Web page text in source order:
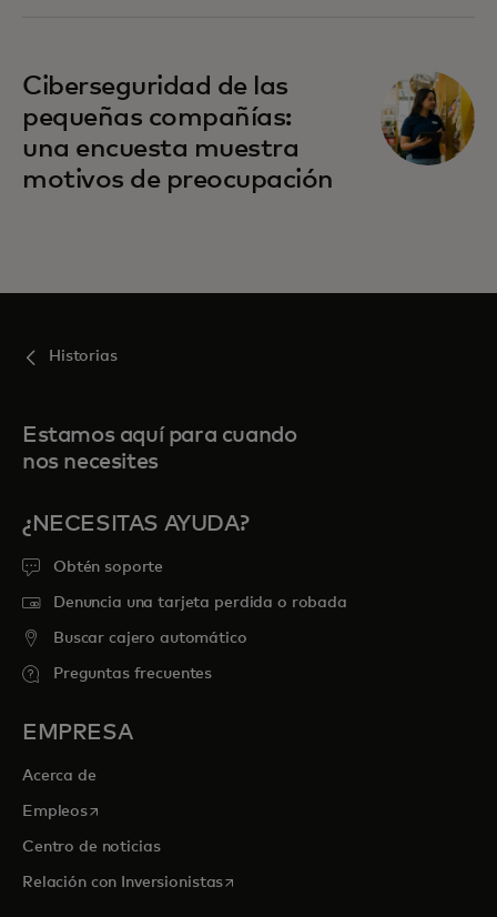
Ciberseguridad de las
pequeñas compañías:
una encuesta muestra
motivos de preocupación
Historias
Estamos aquí para cuando
nos necesites
¿NECESITAS AYUDA?
Obtén soporte
Denuncia una tarjeta perdida o robada
Buscar cajero automático
Preguntas frecuentes
EMPRESA
Acerca de
Empleosse abre en una pestaña nueva
Centro de noticias
Relación con Inversionistasse abre en una pestaña nueva